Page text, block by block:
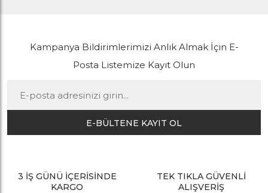
Kampanya Bildirimlerimizi Anlık Almak İçin E-
Posta Listemize Kayıt Olun
E-BÜLTENE KAYIT OL
3 İŞ GÜNÜ İÇERİSİNDE
KARGO
TEK TIKLA GÜVENLİ
ALIŞVERİŞ